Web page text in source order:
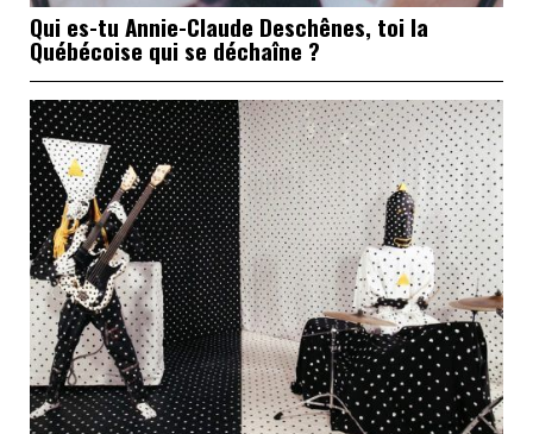
Qui es-tu Annie-Claude Deschênes, toi la
Québécoise qui se déchaîne ?